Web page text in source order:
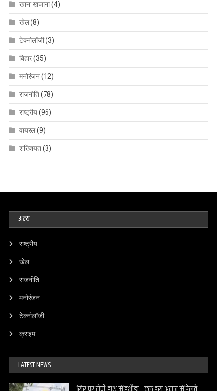
खाना खजाना(4)
खेल(8)
टेक्नोलॉजी(3)
बिहार(35)
मनोरंजन(12)
राजनीति(78)
राष्ट्रीय(96)
वायरल(9)
शख्शियत(3)
अन्य
राष्ट्रीय
खेल
राजनीति
मनोरंजन
टेक्नोलॉजी
क्राइम
LATEST NEWS